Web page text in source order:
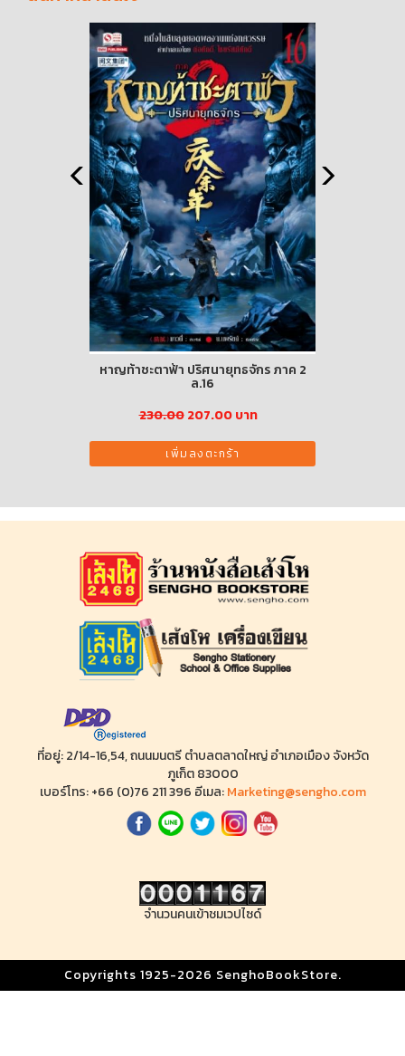
หาญท้าชะตาฟ้า ปริศนายุทธจักร ภาค 2
ล.16
230.00207.00 บาท
เพิ่มลงตะกร้า
ที่อยู่: 2/14-16,54, ถนนมนตรี ตำบลตลาดใหญ่ อำเภอเมือง จังหวัด
ภูเก็ต 83000
เบอร์โทร: +66 (0)76 211 396 อีเมล:Marketing@sengho.com
จำนวนคนเข้าชมเวปไซด์
Copyrights 1925-2026 SenghoBookStore.